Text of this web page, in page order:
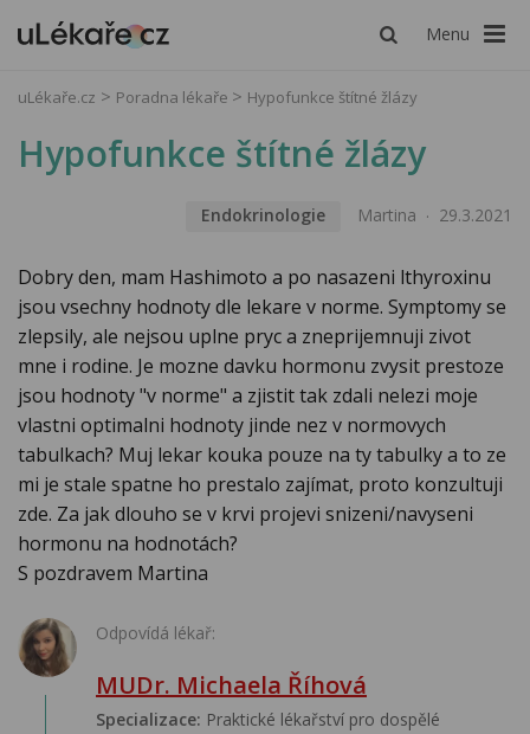
Menu
uLékaře.cz Poradna lékaře Hypofunkce štítné žlázy
Hypofunkce štítné žlázy
Endokrinologie Martina 29.3.2021
Dobry den, mam Hashimoto a po nasazeni lthyroxinu
jsou vsechny hodnoty dle lekare v norme. Symptomy se
zlepsily, ale nejsou uplne pryc a zneprijemnuji zivot
mne i rodine. Je mozne davku hormonu zvysit prestoze
jsou hodnoty "v norme" a zjistit tak zdali nelezi moje
vlastni optimalni hodnoty jinde nez v normovych
tabulkach? Muj lekar kouka pouze na ty tabulky a to ze
mi je stale spatne ho prestalo zajímat, proto konzultuji
zde. Za jak dlouho se v krvi projevi snizeni/navyseni
hormonu na hodnotách?
S pozdravem Martina
Odpovídá lékař:
MUDr. Michaela Říhová
Specializace: Praktické lékařství pro dospělé